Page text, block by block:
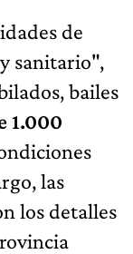
de
sanitario",
bailes
1.000
las
los detalles